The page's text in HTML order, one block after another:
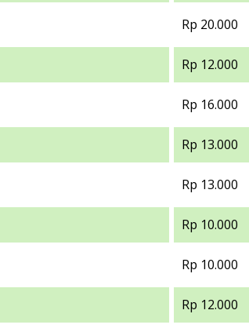
Rp 20.000
Rp 12.000
Rp 16.000
Rp 13.000
Rp 13.000
Rp 10.000
Rp 10.000
Rp 12.000